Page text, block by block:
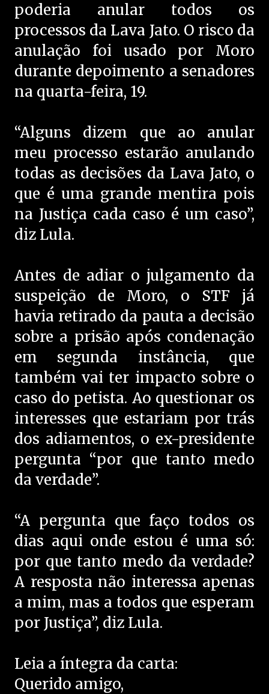
poderia anular todos os
processos da Lava Jato. O risco da
anulação foi usado por Moro
durante depoimento a senadores
na quarta-feira, 19.
“Alguns dizem que ao anular
meu processo estarão anulando
todas as decisões da Lava Jato, o
que é uma grande mentira pois
na Justiça cada caso é um caso”,
diz Lula.
Antes de adiar o julgamento da
suspeição de Moro, o STF já
havia retirado da pauta a decisão
sobre a prisão após condenação
em segunda instância, que
também vai ter impacto sobre o
caso do petista. Ao questionar os
interesses que estariam por trás
dos adiamentos, o ex-presidente
pergunta “por que tanto medo
da verdade”.
“A pergunta que faço todos os
dias aqui onde estou é uma só:
por que tanto medo da verdade?
A resposta não interessa apenas
a mim, mas a todos que esperam
por Justiça”, diz Lula.
Leia a íntegra da carta:
Querido amigo,